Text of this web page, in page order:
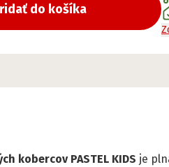
do košíka
kobercov PASTEL KIDS je